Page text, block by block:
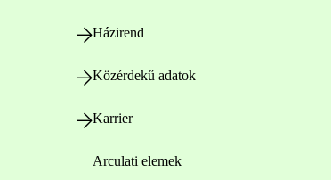
Házirend
Közérdekű adatok
Karrier
Arculati elemek